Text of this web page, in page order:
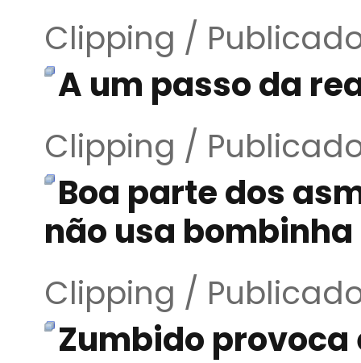
Clipping /
A um passo da
Clipping /
Boa parte dos
não usa
Clipping /
Zumbido provoca